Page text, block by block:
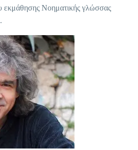
εκμάθησης Νοηματικής γλώσσας